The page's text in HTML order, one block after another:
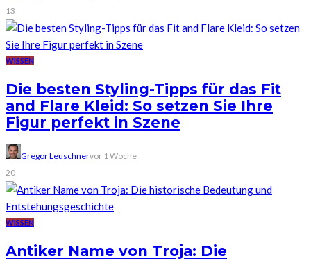
13
WISSEN
Die besten Styling-Tipps für das Fit
and Flare Kleid: So setzen Sie Ihre
Figur perfekt in Szene
Gregor Leuschnervor 1 Woche
20
WISSEN
Antiker Name von Troja: Die